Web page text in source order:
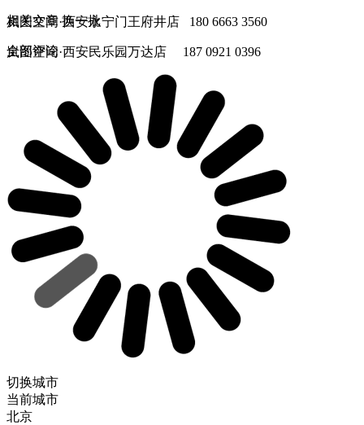
岚图空间·西安永宁门王府井店 180 6663 3560
岚图空间·西安民乐园万达店 187 0921 0396
相关文章换一批
全部评论
切换城市
当前城市
北京